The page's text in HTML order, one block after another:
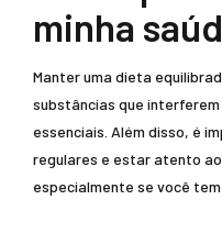
minha
Manter uma dieta
substâncias que
essenciais. Além disso, é
regulares e estar atento
especialmente se você